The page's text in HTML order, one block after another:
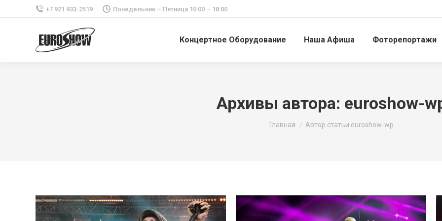
+7 921 933-2519 Понедельник – Пятница 10:00 – 18:00
Концертное Оборудование Наша Афиша Фоторепортажи
Архивы автора: euroshow-
Вы здесь:
Главная Автор статьи euroshow-wp